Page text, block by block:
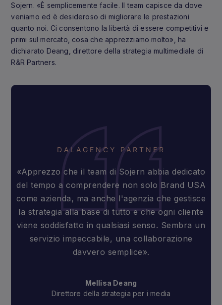
Sojern. «È semplicemente facile. Il team capisce da dove
veniamo ed è desideroso di migliorare le prestazioni
quanto noi. Ci consentono la libertà di essere competitivi e
primi sul mercato, cosa che apprezziamo molto», ha
dichiarato Deang, direttore della strategia multimediale di
R&R Partners.
DAL AGENCY PARTNER
«Apprezzo che il team di Sojern abbia dedicato
del tempo a comprendere non solo Brand USA
come azienda, ma anche l'agenzia che gestisce
la strategia alla base di tutto e che ogni cliente
viene soddisfatto in qualsiasi senso. Sembra un
servizio impeccabile, una collaborazione
davvero semplice».
Mellisa Deang
Direttore della strategia per i media